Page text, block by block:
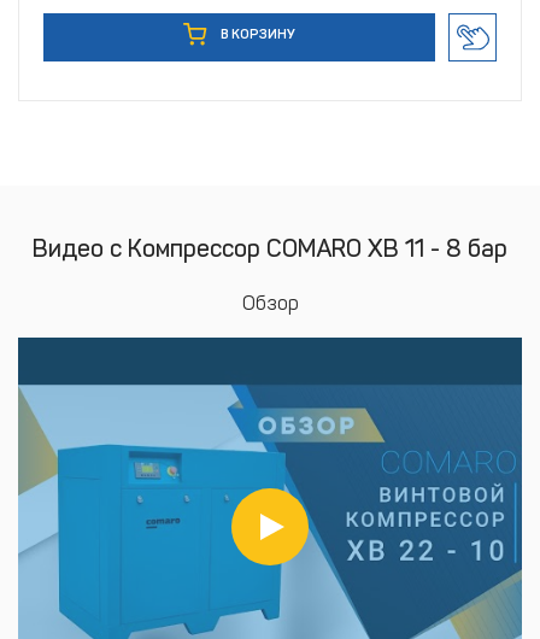
В КОРЗИНУ
Видео с Компрессор COMARO XB 11 - 8 бар
Обзор